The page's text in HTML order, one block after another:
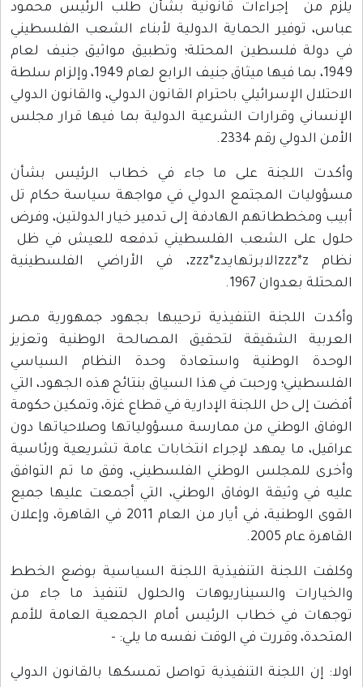
يلزم من إجراءات قانونية بشأن طلب الرئيس محمود
عباس، توفير الحماية الدولية لأبناء الشعب الفلسطيني
في دولة فلسطين المحتلة؛ وتطبيق مواثيق جنيف لعام
1949، بما فيها ميثاق جنيف الرابع لعام 1949، وإلزام سلطة
الاحتلال الإسرائيلي باحترام القانون الدولي، والقانون الدولي
الإنساني وقرارات الشرعية الدولية بما فيها قرار مجلس
الأمن الدولي رقم 2334.
وأكدت اللجنة على ما جاء في خطاب الرئيس بشأن
مسؤوليات المجتمع الدولي في مواجهة سياسة حكام تل
أبيب ومخططاتهم الهادفة إلى تدمير خيار الدولتين، وفرض
حلول على الشعب الفلسطيني تدفعه للعيش في ظل
نظام zzz*zالابرتهايدzzz*z، في الأراضي الفلسطينية
المحتلة بعدوان 1967.
وأكدت اللجنة التنفيذية ترحيبها بجهود جمهورية مصر
العربية الشقيقة لتحقيق المصالحة الوطنية وتعزيز
الوحدة الوطنية واستعادة وحدة النظام السياسي
الفلسطيني؛ ورحبت في هذا السياق بنتائج هذه الجهود، التي
أفضت إلى حل اللجنة الإدارية في قطاع غزة، وتمكين حكومة
الوفاق الوطني من ممارسة مسؤولياتها وصلاحياتها دون
عراقيل، ما يمهد لإجراء انتخابات عامة تشريعية ورئاسية
وأخرى للمجلس الوطني الفلسطيني، وفق ما تم التوافق
عليه في وثيقة الوفاق الوطني، التي أجمعت عليها جميع
القوى الوطنية، في أيار من العام 2011 في القاهرة، وإعلان
القاهرة عام 2005.
وكلفت اللجنة التنفيذية اللجنة السياسية بوضع الخطط
والخيارات والسيناريوهات والحلول لتنفيذ ما جاء من
توجهات في خطاب الرئيس أمام الجمعية العامة للأمم
المتحدة، وقررت في الوقت نفسه ما يلي: -
اولا: إن اللجنة التنفيذية تواصل تمسكها بالقانون الدولي